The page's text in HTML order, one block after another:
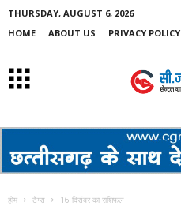
THURSDAY, AUGUST 6, 2026
HOME
ABOUT US PRIVACY POLICY
होम टैग्स 16 दिसंबर का राशिफल